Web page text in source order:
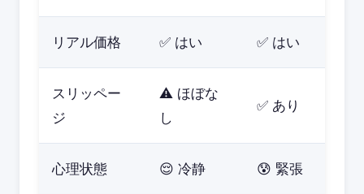
リアル価格 ✅ はい ✅ はい
スリッペー
ジ
⚠️ ほぼな
し
✅ あり
心理状態 😌 冷静 😰 緊張